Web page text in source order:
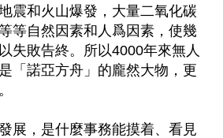
震和火山爆發，大量二氧化碳
等自然因素和人爲因素，使幾
失敗告終。所以4000年來無人
「諾亞方舟」的龐然大物，更
展，是什麼事務能摸着、看見